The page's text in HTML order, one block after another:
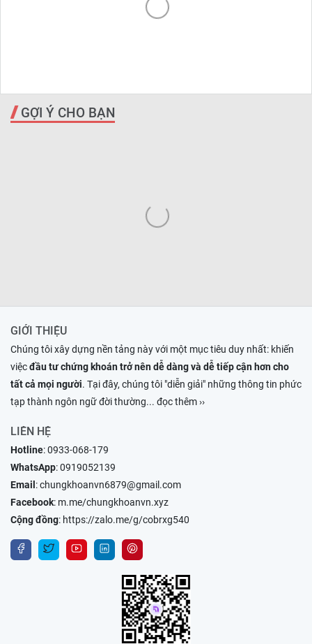
GỢI Ý CHO BẠN
GIỚI THIỆU
Chúng tôi xây dựng nền tảng này với một mục tiêu duy nhất: khiến
việcđầu tư chứng khoán trở nên dễ dàng và dễ tiếp cận hơn cho
tất cả mọi người. Tại đây, chúng tôi "diễn giải" những thông tin phức
tạp thành ngôn ngữ đời thường... đọc thêm ››
LIÊN HỆ
Hotline:0933-068-179
WhatsApp:0919052139
Email :chungkhoanvn6879@gmail.com
Facebook: m.me/chungkhoanvn.xyz
Cộng đồng: https://zalo.me/g/cobrxg540